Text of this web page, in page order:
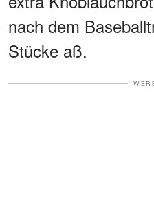
nach dem
Stücke aß.